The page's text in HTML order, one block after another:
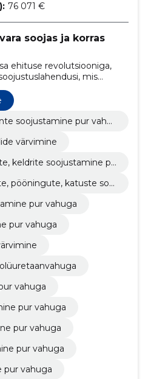
76 071 €
soojas ja korras
ehituse revolutsiooniga,
mis
siseseinte,
ja keldrite
soojustamine pur vahu
värvimine
keldrite soojustamine pu
katuste sooj
pur vahuga
pur vahuga
vahuga
pur vahuga
pur vahuga
pur vahuga
pur vahuga